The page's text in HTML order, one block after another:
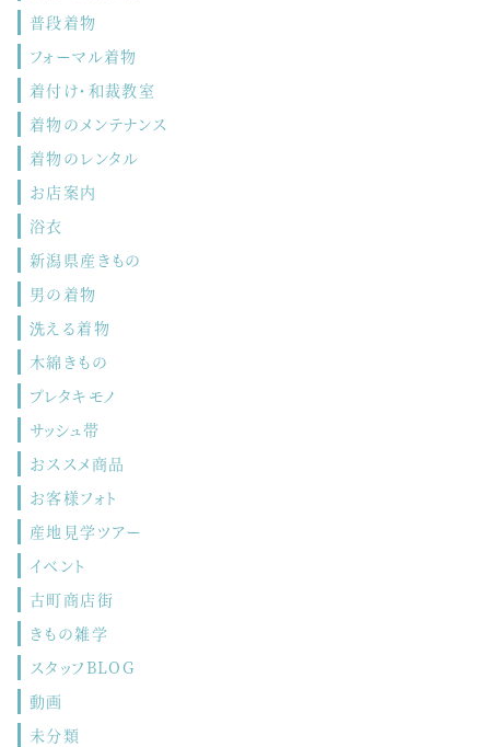
普段着物
フォーマル着物
着付け・和裁教室
着物のメンテナンス
着物のレンタル
お店案内
浴衣
新潟県産きもの
男の着物
洗える着物
木綿きもの
プレタキモノ
サッシュ帯
おススメ商品
お客様フォト
産地見学ツアー
イベント
古町商店街
きもの雑学
スタッフBLOG
動画
未分類